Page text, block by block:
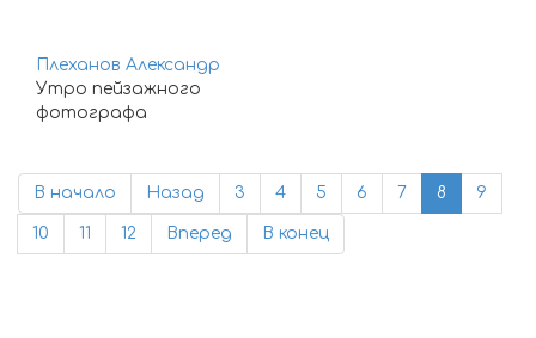
Плеханов Александр
Утро пейзажного
фотографа
В начало Назад 3 4 5 6 7 8 9
10 11 12 Вперед В конец